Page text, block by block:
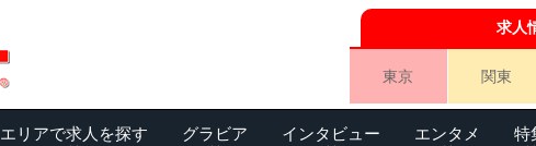
求人
東京 関東
エリアで求人を探す グラビア インタビュー エンタメ 特